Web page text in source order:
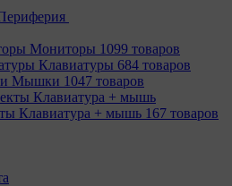
Мониторы 1099 товаров
Клавиатуры 684 товаров
Мышки 1047 товаров
Клавиатура + мышь 167 товаров